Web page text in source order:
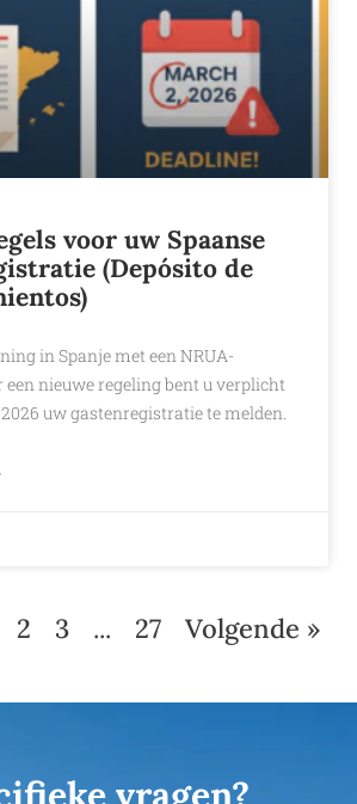
voor uw Spaanse
(Depósito de
in Spanje met een NRUA-
een nieuwe regeling bent u verplicht
uw gastenregistratie te melden.
2 3 ... 27 Volgende »
vragen?